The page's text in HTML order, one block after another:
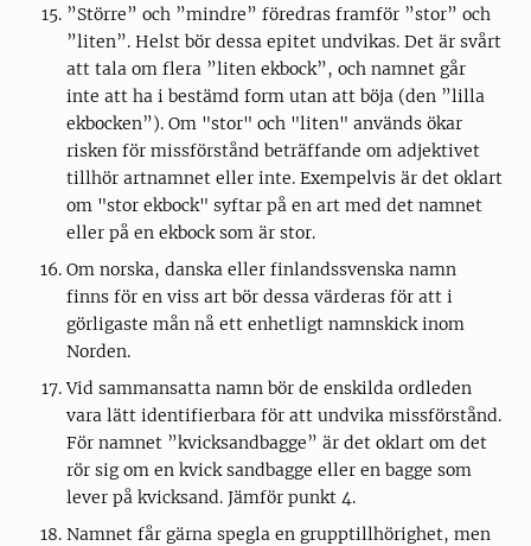
”Större” och ”mindre” föredras framför ”stor” och
”liten”. Helst bör dessa epitet undvikas. Det är svårt
att tala om flera ”liten ekbock”, och namnet går
inte att ha i bestämd form utan att böja (den ”lilla
ekbocken”). Om "stor" och "liten" används ökar
risken för missförstånd beträffande om adjektivet
tillhör artnamnet eller inte. Exempelvis är det oklart
om "stor ekbock" syftar på en art med det namnet
eller på en ekbock som är stor.
Om norska, danska eller finlandssvenska namn
finns för en viss art bör dessa värderas för att i
görligaste mån nå ett enhetligt namnskick inom
Norden.
Vid sammansatta namn bör de enskilda ordleden
vara lätt identifierbara för att undvika missförstånd.
För namnet ”kvicksandbagge” är det oklart om det
rör sig om en kvick sandbagge eller en bagge som
lever på kvicksand. Jämför punkt 4.
Namnet får gärna spegla en grupptillhörighet, men